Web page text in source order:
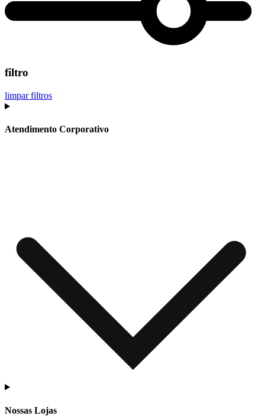
filtro
limpar filtros
Atendimento Corporativo
Nossas Lojas